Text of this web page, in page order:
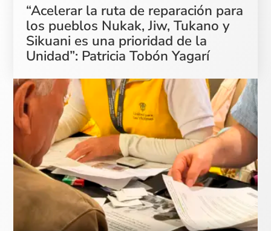
“Acelerar la ruta de reparación para
los pueblos Nukak, Jiw, Tukano y
Sikuani es una prioridad de la
Unidad”: Patricia Tobón Yagarí